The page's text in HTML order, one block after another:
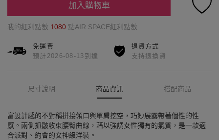
加入購物車
我的紅利點數 1080 點AIR SPACE紅利點數
免運費
預計2026-08-13到達
退貨方式
支持退換貨
尺寸說明 商品資訊 搭配商品
富設計感的不對稱拼接領口與單肩挖空，巧妙展露帶著個性的性
感。兩側抓皺收束腰臀曲線，藉以強調女性獨有的氣質，是一款適
合派對、約會的女神級洋裝。